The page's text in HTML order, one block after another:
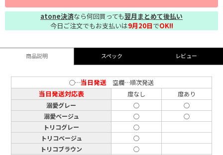
atone決済なら何回買っても翌月まとめて後払い
今日ご注文でもお支払いは9月20日でOK!!
商品説明 スペック レビュー
○…当日発送 空欄…順次発送
当日発送対応表 度なし
度あり
溺愛グレー
○
○
溺愛ベージュ
○
○
トリコグレー
○
トリコベージュ
○
トリコブラウン
○